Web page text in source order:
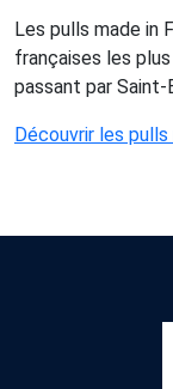
Les pulls made in
françaises les
passant par
Découvrir les